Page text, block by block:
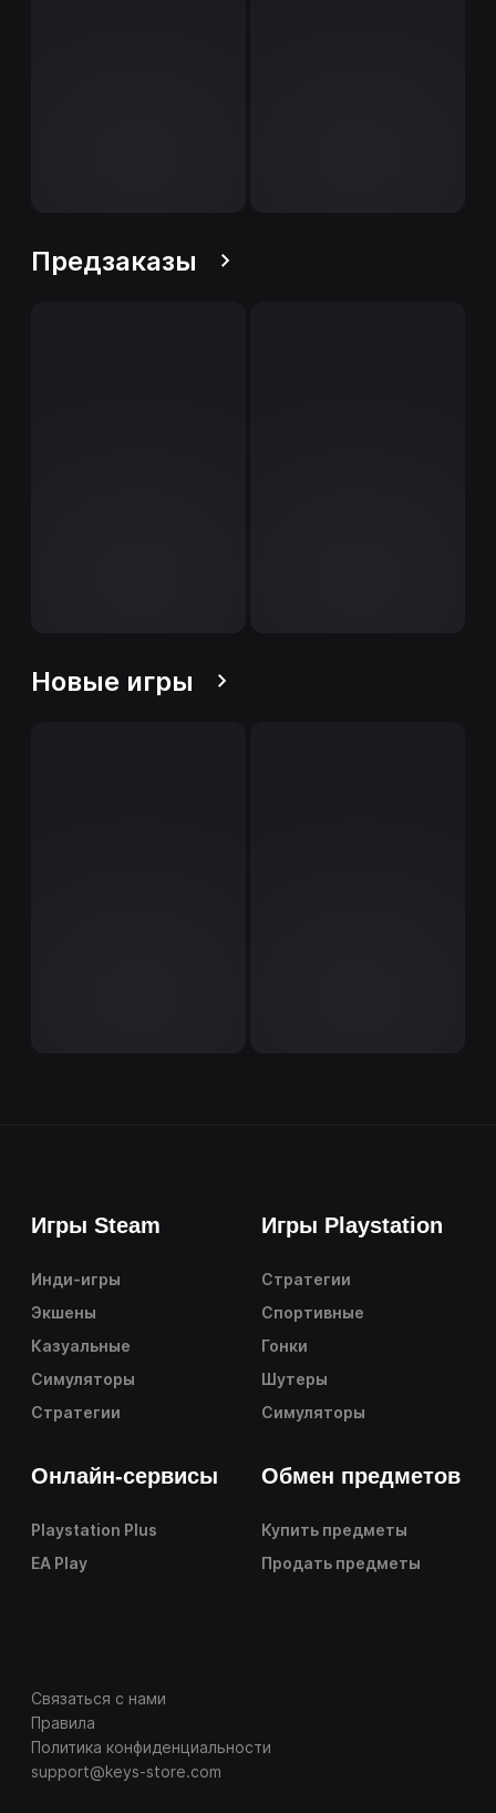
Предзаказы
Новые игры
Игры Steam
Инди-игры
Экшены
Казуальные
Симуляторы
Стратегии
Игры Playstation
Стратегии
Спортивные
Гонки
Шутеры
Симуляторы
Онлайн-сервисы
Playstation Plus
EA Play
Обмен предметов
Купить предметы
Продать предметы
Связаться с нами
Правила
Политика конфиденциальности
support@keys-store.com